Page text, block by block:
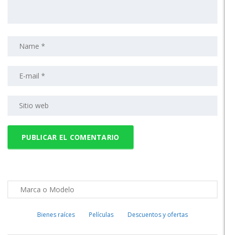
Bienes raíces Películas Descuentos y ofertas